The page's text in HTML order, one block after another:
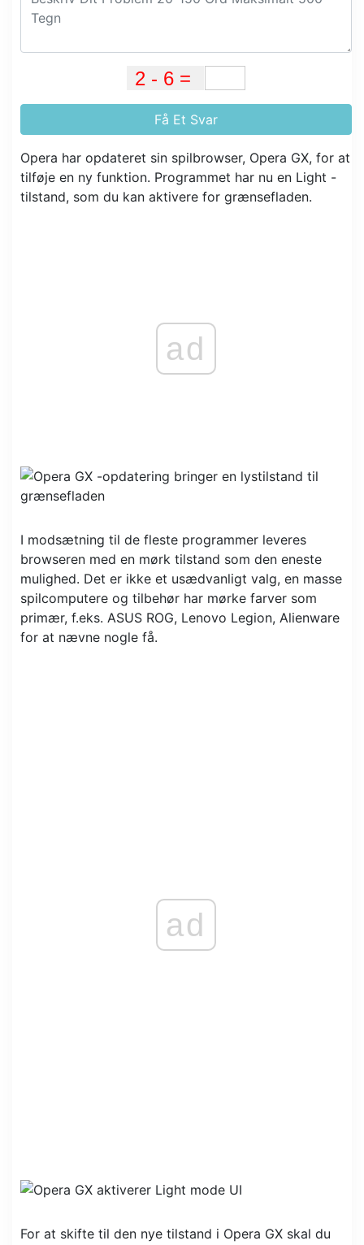
Få Et Svar
Opera har opdateret sin spilbrowser, Opera GX, for at
tilføje en ny funktion. Programmet har nu en Light -
tilstand, som du kan aktivere for grænsefladen.
ad
I modsætning til de fleste programmer leveres
browseren med en mørk tilstand som den eneste
mulighed. Det er ikke et usædvanligt valg, en masse
spilcomputere og tilbehør har mørke farver som
primær, f.eks. ASUS ROG, Lenovo Legion, Alienware
for at nævne nogle få.
ad
For at skifte til den nye tilstand i Opera GX skal du